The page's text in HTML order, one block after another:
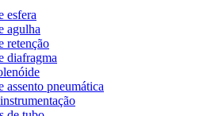
esfera
agulha
retenção
diafragma
assento pneumática